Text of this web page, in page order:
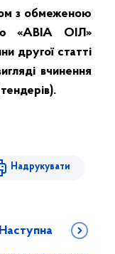
з обмеженою
«АВІА ОІЛ»
другої статті
вчинення
Надрукувати
Наступна